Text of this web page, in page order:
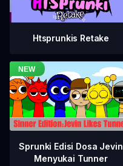
Htsprunkis Retake
Sprunki Edisi Dosa Jevin
Menyukai Tunner